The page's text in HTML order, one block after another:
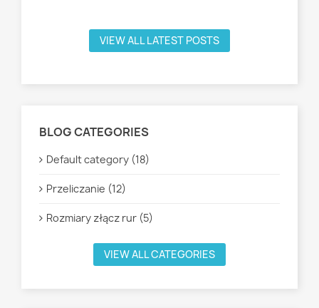
VIEW ALL LATEST POSTS
BLOG CATEGORIES
Default category (18)
Przeliczanie (12)
Rozmiary złącz rur (5)
VIEW ALL CATEGORIES